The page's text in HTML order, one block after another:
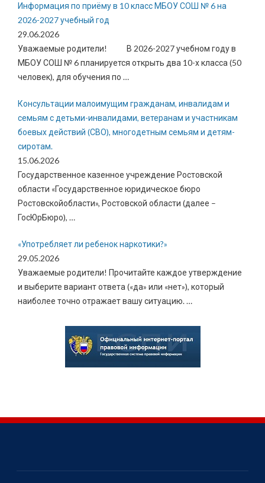
Информация по приёму в 10 класс МБОУ СОШ № 6 на
2026-2027 учебный год
29.06.2026
Уважаемые родители! В 2026-2027 учебном году в
МБОУ СОШ № 6 планируется открыть два 10-х класса (50
человек), для обучения по …
Консультации малоимущим гражданам, инвалидам и
семьям с детьми-инвалидами, ветеранам и участникам
боевых действий (СВО), многодетным семьям и детям-
сиротам.
15.06.2026
Государственное казенное учреждение Ростовской
области «Государственное юридическое бюро
Ростовскойобласти», Ростовской области (далее –
ГосЮрБюро), …
«Употребляет ли ребенок наркотики?»
29.05.2026
Уважаемые родители! Прочитайте каждое утверждение
и выберите вариант ответа («да» или «нет»), который
наиболее точно отражает вашу ситуацию.…